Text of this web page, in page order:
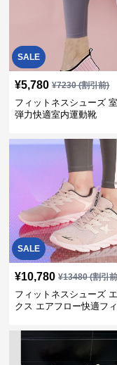
SALE
¥5,780 ¥7230(割引前)
フィットネスシューズ
弾力快適室内運動靴
SALE
¥10,780 ¥13480(割引
フィットネスシューズ
クス エアフロー快適フ